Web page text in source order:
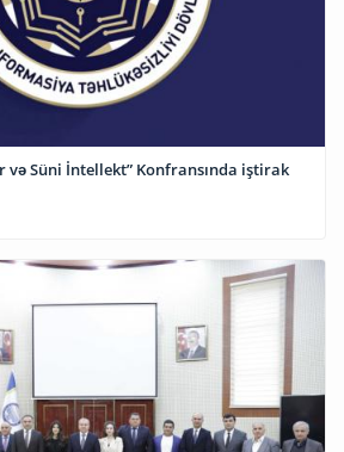
və Süni İntellekt” Konfransında iştirak